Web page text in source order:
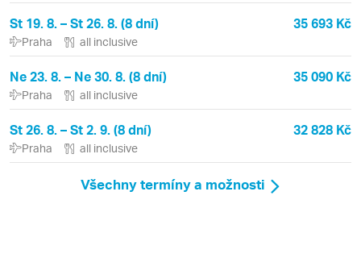
St 19. 8. – St 26. 8. (8 dní) 35 693 Kč
Praha all inclusive
Ne 23. 8. – Ne 30. 8. (8 dní) 35 090 Kč
Praha all inclusive
St 26. 8. – St 2. 9. (8 dní) 32 828 Kč
Praha all inclusive
Všechny termíny a možnosti